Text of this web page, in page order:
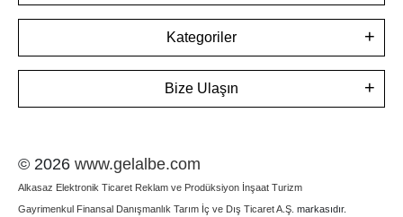
Kategoriler
Bize Ulaşın
© 2026 www.gelalbe.com
Alkasaz Elektronik Ticaret Reklam ve Prodüksiyon İnşaat Turizm
Gayrimenkul Finansal Danışmanlık Tarım İç ve Dış Ticaret A.Ş. markasıdır.